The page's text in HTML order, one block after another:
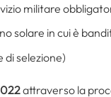
militare
solare in cui è
selezione)
attraverso la